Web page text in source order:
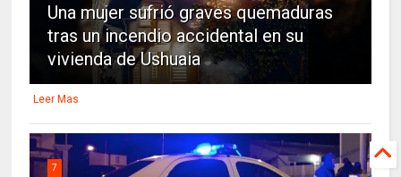
Una mujer sufrió graves quemaduras
tras un incendio accidental en su
vivienda de Ushuaia
Leer Mas
7